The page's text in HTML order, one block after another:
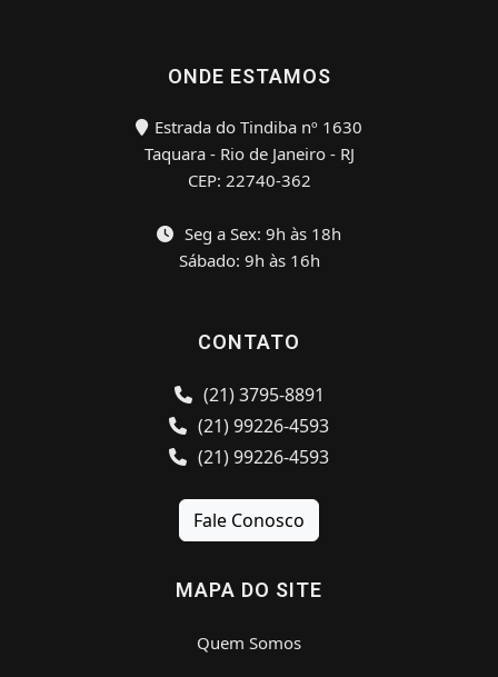
ONDE ESTAMOS
Estrada do Tindiba nº 1630
Taquara - Rio de Janeiro - RJ
CEP: 22740-362
Seg a Sex: 9h às 18h
Sábado: 9h às 16h
CONTATO
(21) 3795-8891
(21) 99226-4593
(21) 99226-4593
Fale Conosco
MAPA DO SITE
Quem Somos